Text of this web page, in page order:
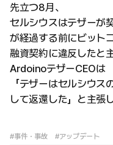
先立つ8月、
セルシウスはテザーが
が経過する前にビット
融資契約に違反したと
ArdoinoテザーCEOは
「テザーはセルシウ
して返還した」と主張
#事件・事故 #アップデート